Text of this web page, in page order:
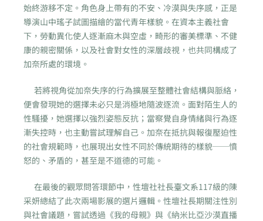
始終游移不定。角色身上帶有的不安、冷漠與失序感，正是
導演山中瑤子試圖描繪的當代青年樣貌。在資本主義社會
下，勞動異化使人逐漸麻木與空虛，畸形的審美標準、不健
康的親密關係，以及社會對女性的深層歧視，也共同構成了
加奈所處的環境。
若將視角從加奈失序的行為擴展至整體社會結構與脈絡，
便會發現她的選擇未必只是消極地隨波逐流。面對陌生人的
性騷擾，她選擇以強烈姿態反抗；當察覺自身情緒與行為逐
漸失控時，也主動嘗試理解自己。加奈在抵抗與報復壓迫性
的社會規範時，也展現出女性不同於傳統期待的樣貌──憤
怒的、矛盾的，甚至是不道德的可能。
在最後的觀眾問答環節中，性壇社社長臺文系117級的陳
采妍總結了此次兩場影展的選片邏輯。性壇社長期關注性別
與社會議題，嘗試透過《我的母親》與《納米比亞沙漠直播